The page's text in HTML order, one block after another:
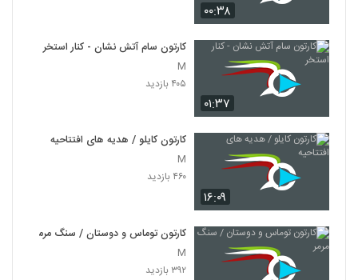
۰۰:۳۸
۰۱:۳۷
کارتون سام آتش نشان - کنار استخر
M
۴۰۵ بازدید
۱۶:۰۹
کارتون کایلو / هدیه های افتتاحیه
M
۴۶۰ بازدید
کارتون توماس و دوستان / سنگ مرمر
M
۳۹۲ بازدید